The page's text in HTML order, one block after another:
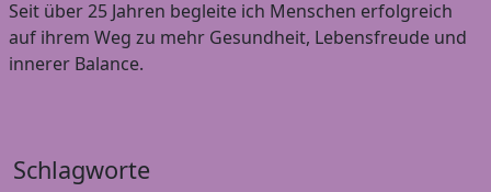
Seit über 25 Jahren begleite ich Menschen erfolgreich
auf ihrem Weg zu mehr Gesundheit, Lebensfreude und
innerer Balance.
Schlagworte